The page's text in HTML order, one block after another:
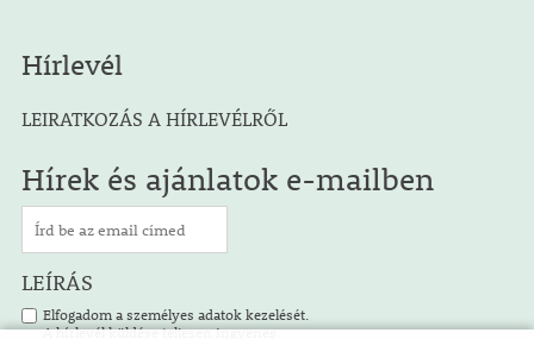
Hírlevél
LEIRATKOZÁS A HÍRLEVÉLRŐL
Hírek és ajánlatok e-mailben
LEÍRÁS
Elfogadom a személyes adatok kezelését.
A hírlevél küldése teljesen ingyenes.